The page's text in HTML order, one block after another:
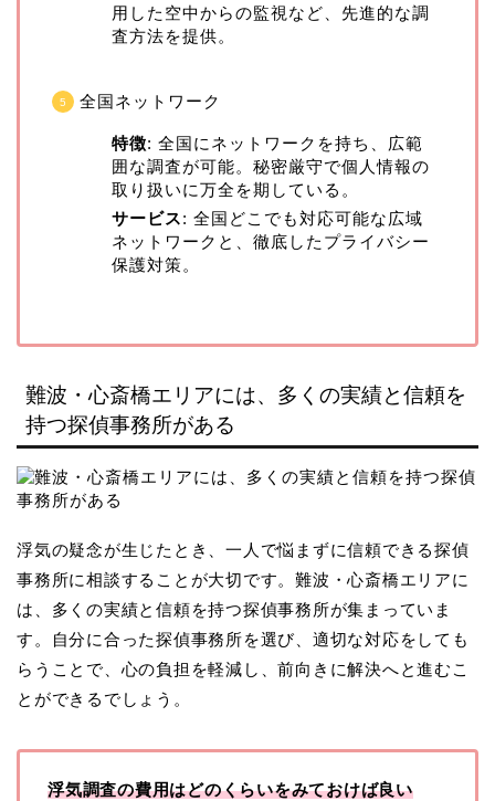
用した空中からの監視など、先進的な調
査方法を提供。
全国ネットワーク
特徴: 全国にネットワークを持ち、広範
囲な調査が可能。秘密厳守で個人情報の
取り扱いに万全を期している。
サービス: 全国どこでも対応可能な広域
ネットワークと、徹底したプライバシー
保護対策。
難波・心斎橋エリアには、多くの実績と信頼を
持つ探偵事務所がある
浮気の疑念が生じたとき、一人で悩まずに信頼できる探偵
事務所に相談することが大切です。難波・心斎橋エリアに
は、多くの実績と信頼を持つ探偵事務所が集まっていま
す。自分に合った探偵事務所を選び、適切な対応をしても
らうことで、心の負担を軽減し、前向きに解決へと進むこ
とができるでしょう。
浮気調査の費用はどのくらいをみておけば良い